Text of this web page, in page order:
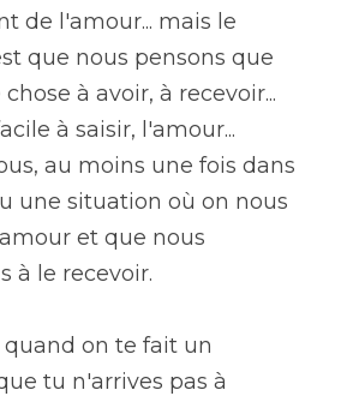
de l'amour... mais le
que nous pensons que
à avoir, à recevoir...
à saisir, l'amour...
au moins une fois dans
une situation où on nous
et que nous
à le recevoir.
on te fait un
tu n'arrives pas à